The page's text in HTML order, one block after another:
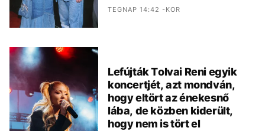
TEGNAP 14:42 -KOR
Lefújták Tolvai Reni egyik
koncertjét, azt mondván,
hogy eltört az énekesnő
lába, de közben kiderült,
hogy nem is tört el